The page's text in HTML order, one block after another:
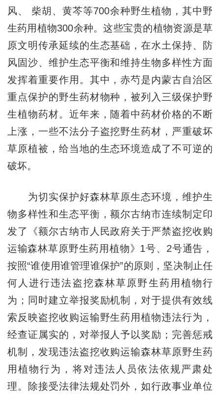
风、 柴胡、黄芩等700余种野生植物，其中野
生药用植物300余种。这些宝贵的植物资源是草
原文明传承延续的生态基础，在水土保持、防
风固沙、维护生态平衡和维持生物多样性方面
发挥着重要作用。其中，赤芍是内蒙古自治区
重点保护的野生药材物种，被列入三级保护野
生植物药材。近年来，随着中药材价格的不断
上涨，一些不法分子盗挖野生药材，严重破坏
草原植被，给当地的生态环境造成了不可逆的
破坏。
为切实保护好森林草原生态环境，维护生
物多样性和生态平衡，额尔古纳市连续制定印
发了《额尔古纳市人民政府关于严禁盗挖收购
运输森林草原野生药用植物》1号、2号通告，
按照“谁使用谁管理谁保护”的原则，坚决制止任
何人进行违法盗挖森林草原野生药用植物行
为；同时建立举报奖励机制，对于提供有效线
索反映盗挖收购运输野生药用植物违法行为，
经查证属实的，对举报人予以奖励；完善惩戒
机制，发现违法盗挖收购运输森林草原野生药
用植物行为，将对违法人员依法依规严肃处
理。除接受法律法规处罚外，如行政事业单位